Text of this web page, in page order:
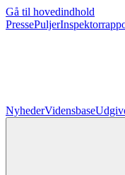
Gå til hovedindhold
PressePuljer
NyhederVidensbase